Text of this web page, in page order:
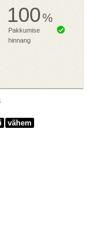
100%
Pakkumise
hinnang
vähem